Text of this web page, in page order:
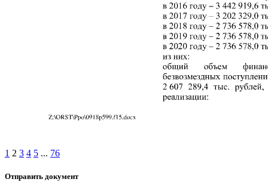
1 2 3 4 5 ... 76
Отправить документ